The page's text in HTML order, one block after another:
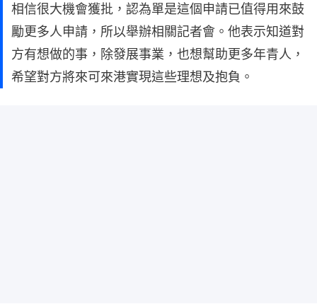
相信很大機會獲批，認為單是這個申請已值得用來鼓
勵更多人申請，所以舉辦相關記者會。他表示知道對
方有想做的事，除發展事業，也想幫助更多年青人，
希望對方將來可來港實現這些理想及抱負。